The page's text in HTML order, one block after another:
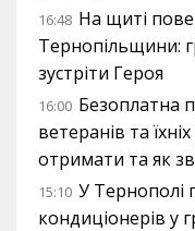
16:48 На щиті
Тернопільщини:
зустріти Героя
16:00 Безоплатна
ветеранів та
отримати та як
15:10 У Тернополі
кондиціонерів у